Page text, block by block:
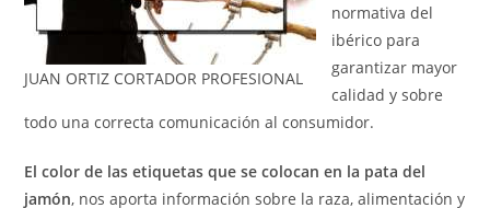
JUAN ORTIZ CORTADOR PROFESIONAL
normativa del
ibérico para
garantizar mayor
calidad y sobre
todo una correcta comunicación al consumidor.
El color de las etiquetas que se colocan en la pata del
jamón, nos aporta información sobre la raza, alimentación y